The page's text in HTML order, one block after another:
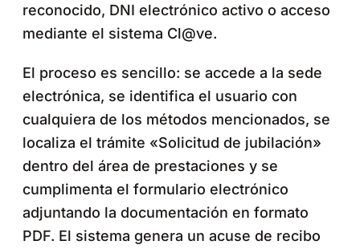
reconocido, DNI electrónico activo o acceso
mediante el sistema Cl@ve.
El proceso es sencillo: se accede a la sede
electrónica, se identifica el usuario con
cualquiera de los métodos mencionados, se
localiza el trámite «Solicitud de jubilación»
dentro del área de prestaciones y se
cumplimenta el formulario electrónico
adjuntando la documentación en formato
PDF. El sistema genera un acuse de recibo